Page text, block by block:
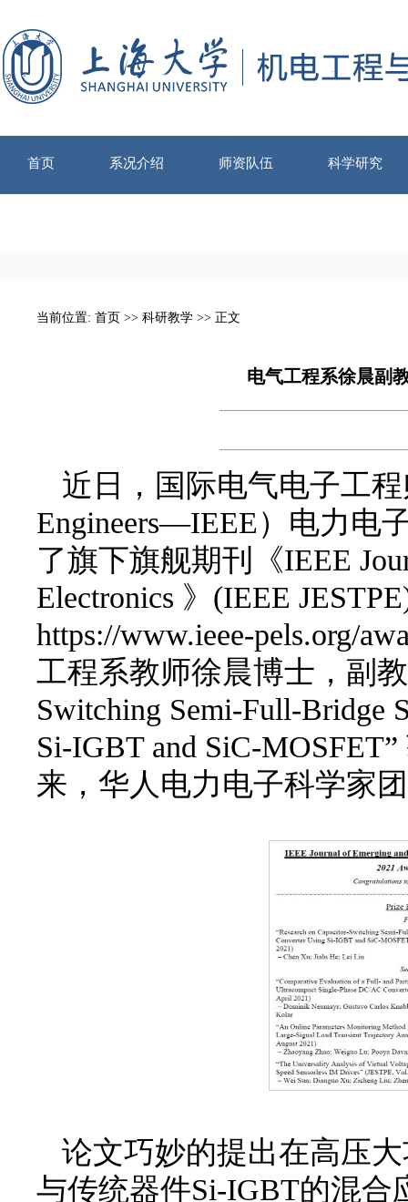
首页 系况介绍 师资队伍 科学研究
当前位置: 首页 >> 科研教学 >> 正文
电气工程系徐晨副
近日，国际电气电子工程
Engineers—IEEE）电力电
了旗下旗舰期刊《IEEE
Electronics 》(IEEE
https://www.ieee-pels.org/
工程系教师徐晨博士，副教
Switching Semi-Full-Bridge
Si-IGBT and SiC-
来，华人电力电子科学家
论文巧妙的提出在高压
与传统器件Si-IGBT的混